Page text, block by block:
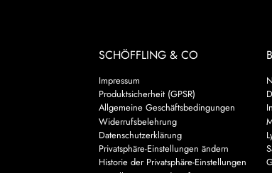
SCHÖFFLING & CO
Impressum
Produktsicherheit (GPSR)
Allgemeine Geschäftsbedingungen
Widerrufsbelehrung
Datenschutzerklärung
Privatsphäre-Einstellungen ändern
Historie der Privatsphäre-Einstellungen